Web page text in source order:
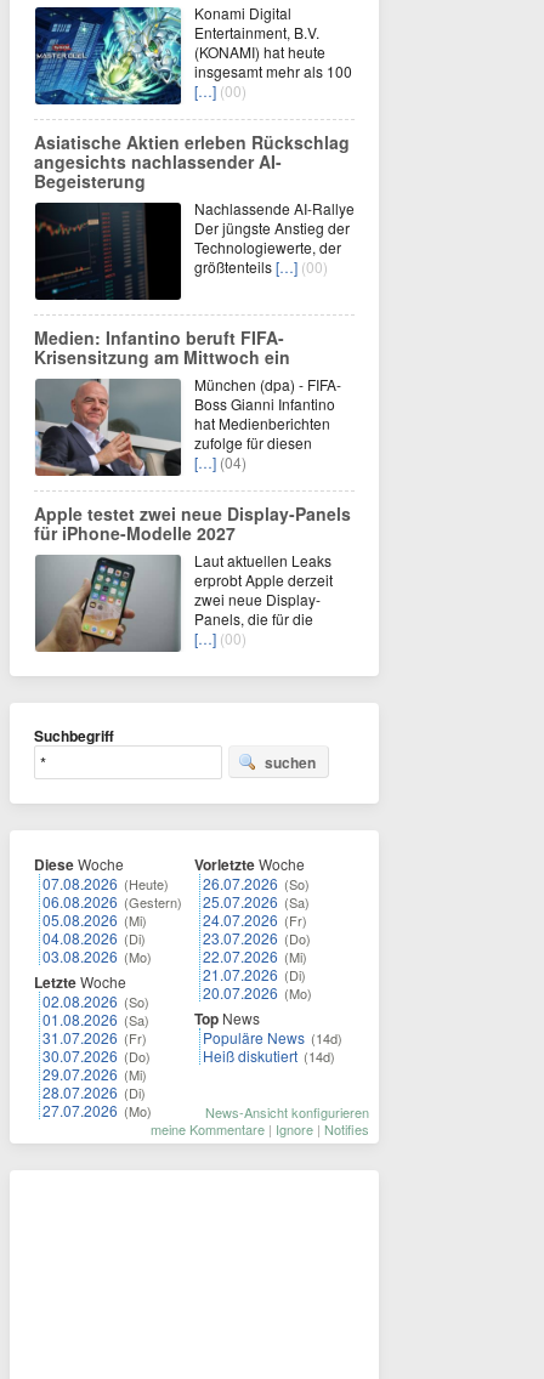
Konami Digital
Entertainment, B.V.
(KONAMI) hat heute
insgesamt mehr als 100
[…] (00)
Asiatische Aktien erleben Rückschlag
angesichts nachlassender AI-
Begeisterung
Nachlassende AI-Rallye
Der jüngste Anstieg der
Technologiewerte, der
größtenteils[…] (00)
Medien: Infantino beruft FIFA-
Krisensitzung am Mittwoch ein
München (dpa) - FIFA-
Boss Gianni Infantino
hat Medienberichten
zufolge für diesen
[…] (04)
Apple testet zwei neue Display-Panels
für iPhone-Modelle 2027
Laut aktuellen Leaks
erprobt Apple derzeit
zwei neue Display-
Panels, die für die
[…] (00)
Suchbegriff
suchen
DieseWoche
07.08.2026 (Heute)
06.08.2026 (Gestern)
05.08.2026 (Mi)
04.08.2026 (Di)
03.08.2026 (Mo)
LetzteWoche
02.08.2026 (So)
01.08.2026 (Sa)
31.07.2026 (Fr)
30.07.2026 (Do)
29.07.2026 (Mi)
28.07.2026 (Di)
27.07.2026 (Mo)
VorletzteWoche
26.07.2026 (So)
25.07.2026 (Sa)
24.07.2026 (Fr)
23.07.2026 (Do)
22.07.2026 (Mi)
21.07.2026 (Di)
20.07.2026 (Mo)
Top News
Populäre News (14d)
Heiß diskutiert (14d)
News-Ansicht konfigurieren
meine Kommentare | Ignore | Notifies